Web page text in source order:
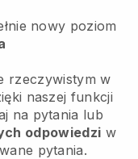
nowy poziom
rzeczywistym w
naszej funkcji
na pytania lub
odpowiedzi w
pytania.